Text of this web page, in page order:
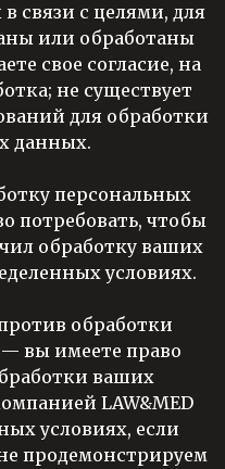
связи с целями, для
или обработаны
свое согласие, на
не существует
для обработки
данных.
персональных
потребовать, чтобы
обработку ваших
условиях.
обработки
вы имеете право
ваших
LAW&MED
условиях, если
продемонстрируем